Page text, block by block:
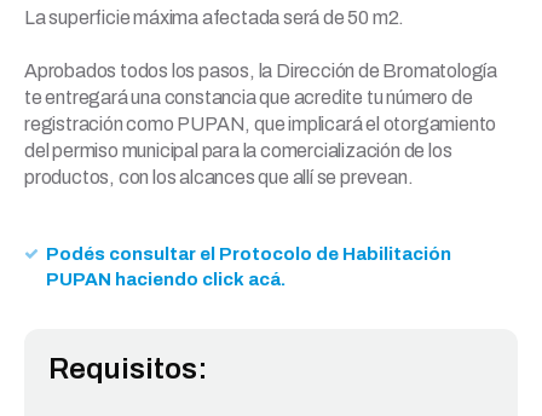
La superficie máxima afectada será de 50 m2.
Aprobados todos los pasos, la Dirección de Bromatología
te entregará una constancia que acredite tu número de
registración como PUPAN, que implicará el otorgamiento
del permiso municipal para la comercialización de los
productos, con los alcances que allí se prevean.
Podés consultar el Protocolo de Habilitación
PUPAN haciendo click acá.
Requisitos: